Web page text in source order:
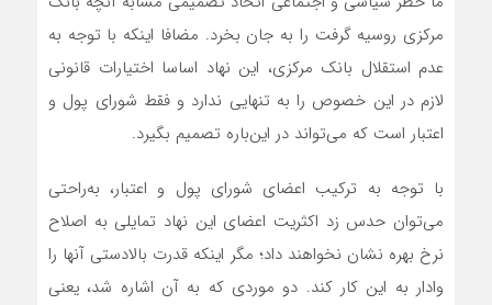
مرکزی روسیه گرفت را به جان بخرد. مضافا اینکه با توجه به
عدم استقلال بانک مرکزی، این نهاد اساسا اختیارات قانونی
لازم در این خصوص را به تنهایی ندارد و فقط شورای پول و
اعتبار است که می‌تواند در این‌باره تصمیم بگیرد.
با توجه به ترکیب اعضای شورای پول و اعتبار، به‌راحتی
می‌توان حدس زد اکثریت اعضای این نهاد تمایلی به اصلاح
نرخ بهره نشان نخواهند داد؛ مگر اینکه قدرت بالادستی آنها را
وادار به این کار کند. دو موردی که به آن اشاره شد، یعنی